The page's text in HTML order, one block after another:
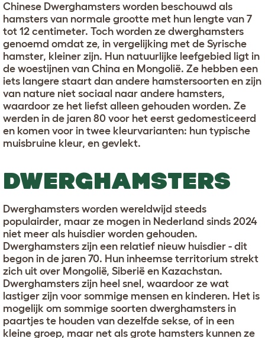
Chinese Dwerghamsters worden beschouwd als
hamsters van normale grootte met hun lengte van 7
tot 12 centimeter. Toch worden ze dwerghamsters
genoemd omdat ze, in vergelijking met de Syrische
hamster, kleiner zijn. Hun natuurlijke leefgebied ligt in
de woestijnen van China en Mongolië. Ze hebben een
iets langere staart dan andere hamstersoorten en zijn
van nature niet sociaal naar andere hamsters,
waardoor ze het liefst alleen gehouden worden. Ze
werden in de jaren 80 voor het eerst gedomesticeerd
en komen voor in twee kleurvarianten: hun typische
muisbruine kleur, en gevlekt.
DWERGHAMSTERS
Dwerghamsters worden wereldwijd steeds
populairder, maar ze mogen in Nederland sinds 2024
niet meer als huisdier worden gehouden.
Dwerghamsters zijn een relatief nieuw huisdier - dit
begon in de jaren 70. Hun inheemse territorium strekt
zich uit over Mongolië, Siberië en Kazachstan.
Dwerghamsters zijn heel snel, waardoor ze wat
lastiger zijn voor sommige mensen en kinderen. Het is
mogelijk om sommige soorten dwerghamsters in
paartjes te houden van dezelfde sekse, of in een
kleine groep, maar net als grote hamsters kunnen ze